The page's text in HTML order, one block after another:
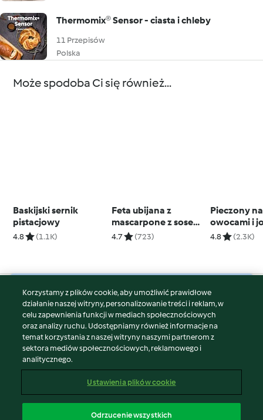
Thermomix® Sensor - ciasta i chleby
11 Przepisów
Polska
Może spodoba Ci się również...
Baskijski sernik
pistacjowy
4.8 (1.1K)
Feta ubijana z
mascarpone z sosem
miodowym
4.7 (723)
Pieczony
owocami i
(Dutch
4.8 (2.3K)
© Copyright 2026
Warunki korzystania
Polityka prywatności
Disclaimer
Znak wydawcy
Zgłoś treść
Korzystamy z plików cookie, aby umożliwić prawidłowe
działanie naszej witryny, personalizowanie treści i reklam, w
celu zapewnienia funkcji w mediach społecznościowych
oraz analizy ruchu. Udostępniamy również informacje na
temat korzystania z naszej witryny naszymi partnerom z
sektora mediów społecznościowych, reklamowego i
analitycznego.
Ustawienia plików cookie
Odrzucenie wszystkich